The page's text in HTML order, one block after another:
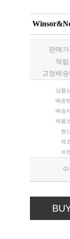
판매
적
고정배
상품
배송
배송
제품
원
제
브